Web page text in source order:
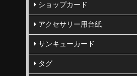
ショップカード
アクセサリー用台紙
サンキューカード
タグ